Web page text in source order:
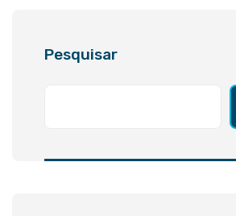
Pesquisar